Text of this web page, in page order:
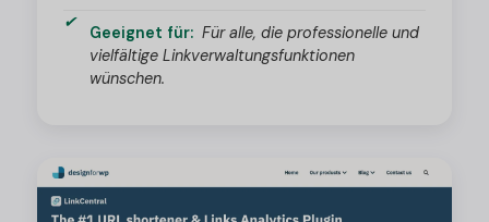
Geeignet für: Für alle, die professionelle und
vielfältige Linkverwaltungsfunktionen
wünschen.